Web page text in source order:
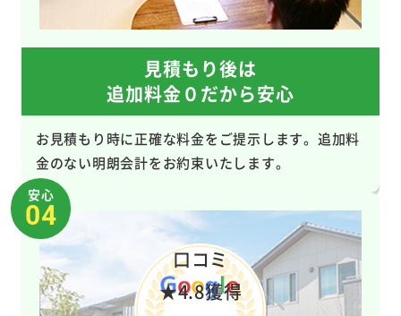
見積もり後は
追加料金０だから安心
お見積もり時に正確な料金をご提示します。追加料
金のない明朗会計をお約束いたします。
安心
04
口コミ
★4.8獲得